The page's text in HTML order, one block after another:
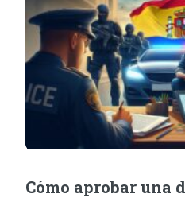
Cómo aprobar una